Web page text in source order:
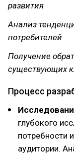
развития
Анализ
потребителей
Получение
существующих
Процесс
глубокого
потребности
аудитории.